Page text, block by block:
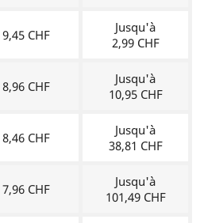
9,45 CHF
Jusqu'à
2,99 CHF
8,96 CHF
Jusqu'à
10,95 CHF
8,46 CHF
Jusqu'à
38,81 CHF
7,96 CHF
Jusqu'à
101,49 CHF